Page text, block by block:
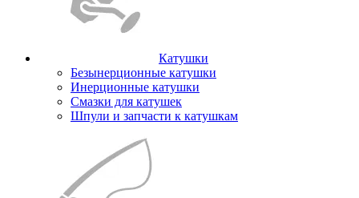
Катушки
Безынерционные катушки
Инерционные катушки
Смазки для катушек
Шпули и запчасти к катушкам